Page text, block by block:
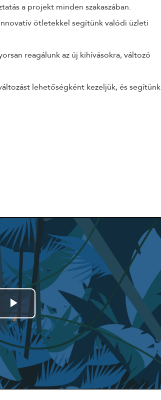
a projekt minden szakaszában.
ötletekkel segítünk valódi üzleti
reagálunk az új kihívásokra, változó
lehetőségként kezeljük, és segítünk
Play
Video